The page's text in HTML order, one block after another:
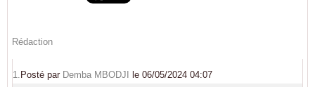
Rédaction
1. Posté par Demba MBODJI
le 06/05/2024 04:07